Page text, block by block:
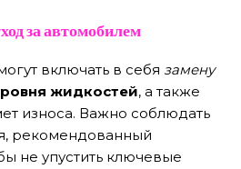
за автомобилем
включать в себя замену
жидкостей, а также
износа. Важно соблюдать
рекомендованный
не упустить ключевые